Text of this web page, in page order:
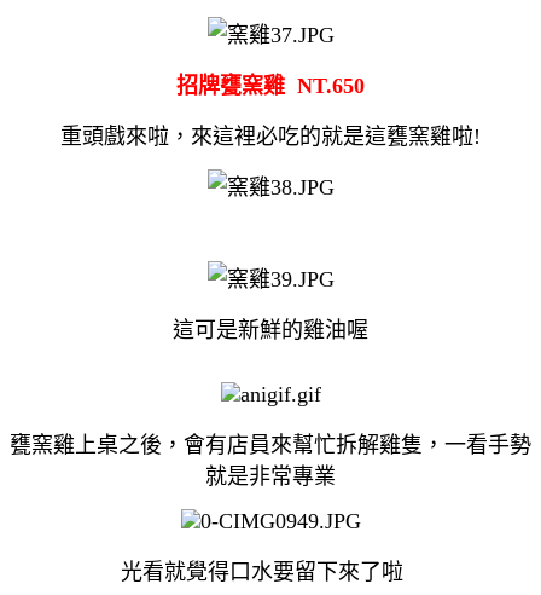
招牌甕窯雞 NT.650
重頭戲來啦，來這裡必吃的就是這甕窯雞啦!
這可是新鮮的雞油喔
甕窯雞上桌之後，會有店員來幫忙拆解雞隻，一看手勢
就是非常專業
光看就覺得口水要留下來了啦